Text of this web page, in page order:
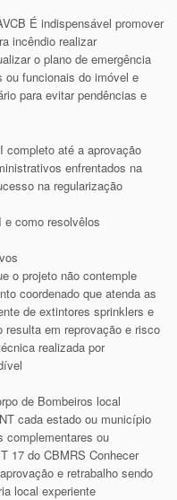
É indispensável promover
incêndio realizar
o plano de emergência
ou funcionais do imóvel e
para evitar pendências e
completo até a aprovação
enfrentados na
na regularização
e como resolvêlos
o projeto não contemple
coordenado que atenda as
de extintores sprinklers e
resulta em reprovação e risco
realizada por
de Bombeiros local
cada estado ou município
complementares ou
17 do CBMRS Conhecer
e retrabalho sendo
local experiente